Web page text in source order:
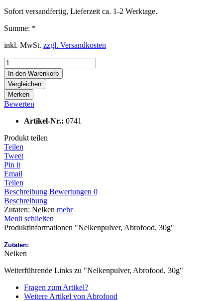
Sofort versandfertig, Lieferzeit ca. 1-2 Werktage.
Summe: *
inkl. MwSt. zzgl. Versandkosten
In den Warenkorb
Vergleichen
Merken
Bewerten
Artikel-Nr.: 0741
Produkt teilen
Teilen
Tweet
Pin it
Email
Teilen
Beschreibung Bewertungen 0
Beschreibung
Zutaten: Nelken mehr
Menü schließen
Produktinformationen "Nelkenpulver, Abrofood, 30g"
Zutaten:
Nelken
Weiterführende Links zu "Nelkenpulver, Abrofood, 30g"
Fragen zum Artikel?
Weitere Artikel von Abrofood